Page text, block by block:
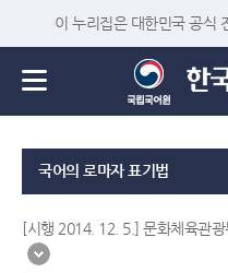
이 누리집은 대한민국 공식
국어의 로마자 표기법
[시행 2014. 12. 5.] 문화체육관